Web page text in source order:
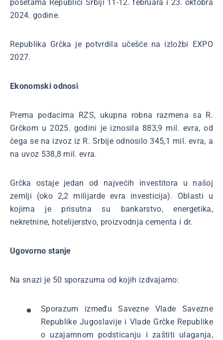
posetama Republici Srbiji 11-12. februara i 23. oktobra
2024. godine.
Republika Grčka je potvrdila učešće na izložbi EXPO
2027.
Ekonomski odnosi
Prema podacima RZS, ukupna robna razmena sa R.
Grčkom u 2025. godini je iznosila 883,9 mil. evra, od
čega se na izvoz iz R. Srbije odnosilo 345,1 mil. evra, a
na uvoz 538,8 mil. evra.
Grčka ostaje jedan od najvećih investitora u našoj
zemlji (oko 2,2 milijarde evra investicija). Oblasti u
kojima je prisutna su bankarstvo, energetika,
nekretnine, hotelijerstvo, proizvodnja cementa i dr.
Ugovorno stanje
Na snazi je 50 sporazuma od kojih izdvajamo:
Sporazum između Savezne Vlade Savezne
Republike Jugoslavije i Vlade Grčke Republike
o uzajamnom podsticanju i zaštiti ulaganja,